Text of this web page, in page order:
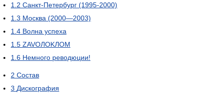
1.2 Санкт-Петербург (1995-2000)
1.3 Москва (2000—2003)
1.4 Волна успеха
1.5 ZAVOЛOKЛOM
1.6 Немного реводюции!
2 Состав
3 Дискография